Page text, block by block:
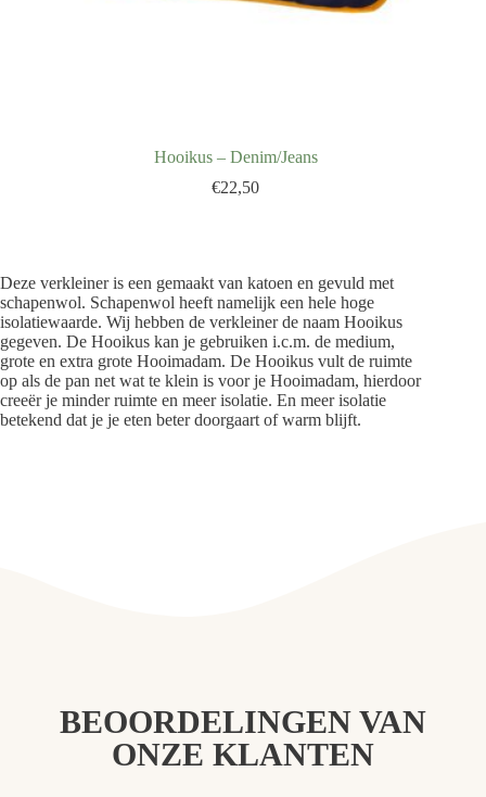
Hooikus – Denim/Jeans
€22,50
Deze verkleiner is een gemaakt van katoen en gevuld met
schapenwol. Schapenwol heeft namelijk een hele hoge
isolatiewaarde. Wij hebben de verkleiner de naam Hooikus
gegeven. De Hooikus kan je gebruiken i.c.m. de medium,
grote en extra grote Hooimadam. De Hooikus vult de ruimte
op als de pan net wat te klein is voor je Hooimadam, hierdoor
creeër je minder ruimte en meer isolatie. En meer isolatie
betekend dat je je eten beter doorgaart of warm blijft.
BEOORDELINGEN VAN
ONZE KLANTEN